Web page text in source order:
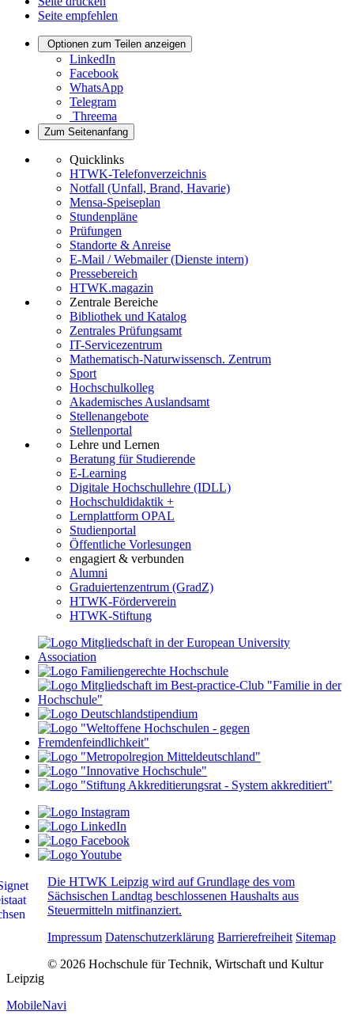
Seite empfehlen
Optionen zum Teilen anzeigen
LinkedIn
Facebook
WhatsApp
Telegram
Threema
Zum Seitenanfang
Quicklinks
HTWK-Telefonverzeichnis
Notfall (Unfall, Brand, Havarie)
Mensa-Speiseplan
Stundenpläne
Prüfungen
Standorte & Anreise
E-Mail / Webmailer (Dienste intern)
Pressebereich
HTWK.magazin
Zentrale Bereiche
Bibliothek und Katalog
Zentrales Prüfungsamt
IT-Servicezentrum
Mathematisch-Naturwissensch. Zentrum
Sport
Hochschulkolleg
Akademisches Auslandsamt
Stellenangebote
Stellenportal
Lehre und Lernen
Beratung für Studierende
E-Learning
Digitale Hochschullehre (IDLL)
Hochschuldidaktik +
Lernplattform OPAL
Studienportal
Öffentliche Vorlesungen
engagiert & verbunden
Alumni
Graduiertenzentrum (GradZ)
HTWK-Förderverein
HTWK-Stiftung
Die HTWK Leipzig wird auf Grundlage des vom
Sächsischen Landtag beschlossenen Haushalts aus
Steuermitteln mitfinanziert.
Impressum Datenschutzerklärung Barrierefreiheit Sitemap
© 2026 Hochschule für Technik, Wirtschaft und Kultur
Leipzig
MobileNavi